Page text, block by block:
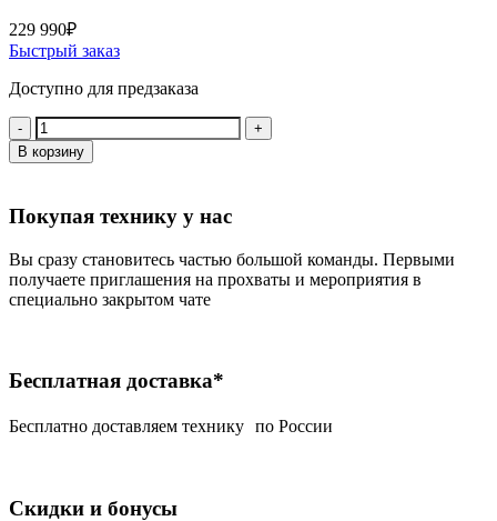
229 990₽
Быстрый заказ
Доступно для предзаказа
Количество:
В корзину
Покупая технику у нас
Вы сразу становитесь частью большой команды. Первыми
получаете приглашения на прохваты и мероприятия в
специально закрытом чате
Бесплатная доставка*
Беcплатно доставляем технику по России
Скидки и бонусы